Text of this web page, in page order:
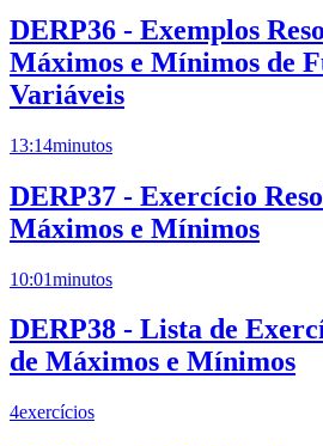
DERP36 - Exemplos
Máximos e Mínimos de
Variáveis
13:14minutos
DERP37 - Exercício
Máximos e Mínimos
10:01minutos
DERP38 - Lista de
de Máximos e Mínimos
4exercícios